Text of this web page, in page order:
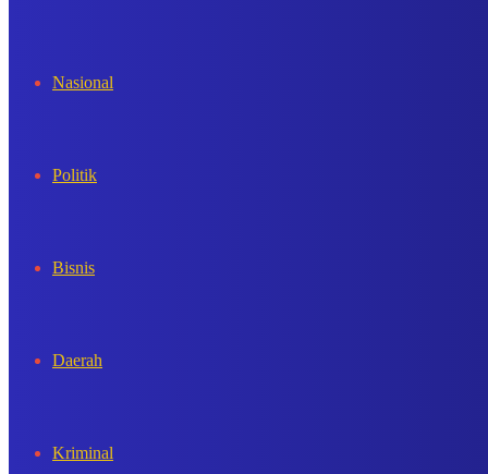
Nasional
Politik
Bisnis
Daerah
Kriminal